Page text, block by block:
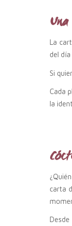
La
del
Si
Cada
la
carta